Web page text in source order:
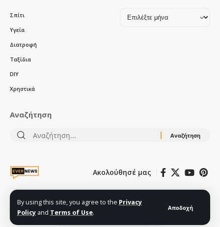
By using this site, you agree to the Privacy
Policy and Terms of Use.
Αποδοχή
Σπίτι
Υγεία
Διατροφή
Ταξίδια
DIY
Χρηστικά
Αρχείο
Αναζήτηση
Αναζήτηση
Ακολούθησέ μας
© 2025 - All Rights Reserved. Designed and Developed by
Όροι χρήσης – πολιτική απορρήτου Cookies